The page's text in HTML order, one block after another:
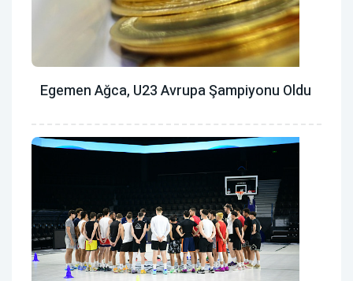
Egemen Ağca, U23 Avrupa Şampiyonu Oldu